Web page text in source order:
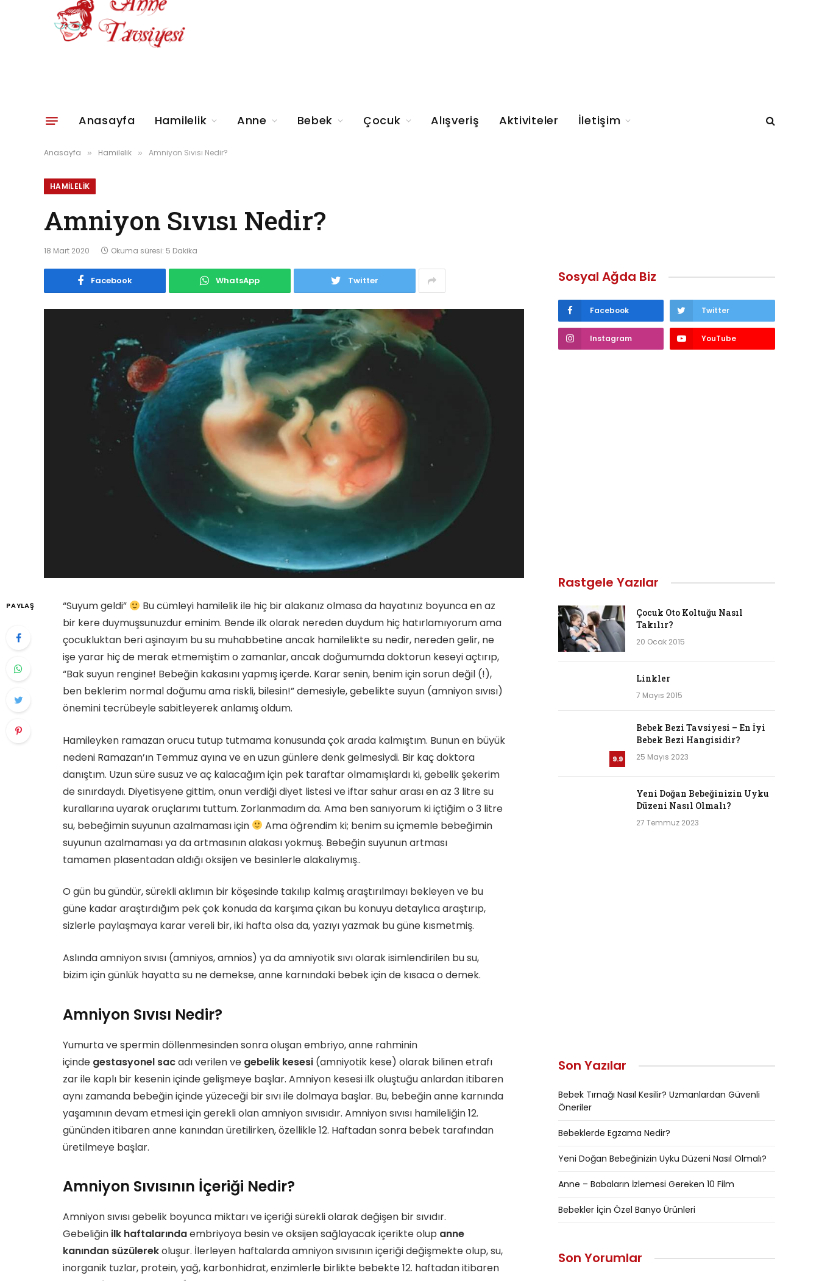
Anasayfa Hamilelik Anne Bebek Çocuk Alışveriş Aktiviteler İletişim
Anasayfa » Hamilelik » Amniyon Sıvısı Nedir?
HAMILELIK
Amniyon Sıvısı Nedir?
18 Mart 2020 Okuma süresi: 5 Dakika
Facebook WhatsApp Twitter
PAYLAŞ “Suyum geldi”
Bu cümleyi hamilelik ile hiç bir alakanız olmasa da hayatınız boyunca en az
bir kere duymuşsunuzdur eminim. Bende ilk olarak nereden duydum hiç hatırlamıyorum ama
çocukluktan beri aşinayım bu su muhabbetine ancak hamilelikte su nedir, nereden gelir, ne
işe yarar hiç de merak etmemiştim o zamanlar, ancak doğumumda doktorun keseyi açtırıp,
“Bak suyun rengine! Bebeğin kakasını yapmış içerde. Karar senin, benim için sorun değil (!),
ben beklerim normal doğumu ama riskli, bilesin!” demesiyle, gebelikte suyun (amniyon sıvısı)
önemini tecrübeyle sabitleyerek anlamış oldum.
Hamileyken ramazan orucu tutup tutmama konusunda çok arada kalmıştım. Bunun en büyük
nedeni Ramazan’ın Temmuz ayına ve en uzun günlere denk gelmesiydi. Bir kaç doktora
danıştım. Uzun süre susuz ve aç kalacağım için pek taraftar olmamışlardı ki, gebelik şekerim
de sınırdaydı. Diyetisyene gittim, onun verdiği diyet listesi ve iftar sahur arası en az 3 litre su
kurallarına uyarak oruçlarımı tuttum. Zorlanmadım da. Ama ben sanıyorum ki içtiğim o 3 litre
su, bebeğimin suyunun azalmaması için
Ama öğrendim ki; benim su içmemle bebeğimin
suyunun azalmaması ya da artmasının alakası yokmuş. Bebeğin suyunun artması
tamamen plasentadan aldığı oksijen ve besinlerle alakalıymış..
O gün bu gündür, sürekli aklımın bir köşesinde takılıp kalmış araştırılmayı bekleyen ve bu
güne kadar araştırdığım pek çok konuda da karşıma çıkan bu konuyu detaylıca araştırıp,
sizlerle paylaşmaya karar vereli bir, iki hafta olsa da, yazıyı yazmak bu güne kısmetmiş.
Aslında amniyon sıvısı (amniyos, amnios) ya da amniyotik sıvı olarak isimlendirilen bu su,
bizim için günlük hayatta su ne demekse, anne karnındaki bebek için de kısaca o demek.
Amniyon Sıvısı Nedir?
Yumurta ve spermin döllenmesinden sonra oluşan embriyo, anne rahminin
içinde gestasyonel sacadı verilen ve gebelik kesesi (amniyotik kese) olarak bilinen etrafı
zar ile kaplı bir kesenin içinde gelişmeye başlar. Amniyon kesesi ilk oluştuğu anlardan itibaren
aynı zamanda bebeğin içinde yüzeceği bir sıvı ile dolmaya başlar. Bu, bebeğin anne karnında
yaşamının devam etmesi için gerekli olan amniyon sıvısıdır. Amniyon sıvısı hamileliğin 12.
gününden itibaren anne kanından üretilirken, özellikle 12. Haftadan sonra bebek tarafından
üretilmeye başlar.
Amniyon Sıvısının İçeriği Nedir?
Amniyon sıvısı gebelik boyunca miktarı ve içeriği sürekli olarak değişen bir sıvıdır.
Gebeliğin ilk haftalarındaembriyoya besin ve oksijen sağlayacak içerikte olup anne
kanından süzülerekoluşur. İlerleyen haftalarda amniyon sıvısının içeriği değişmekte olup, su,
inorganik tuzlar, protein, yağ, karbonhidrat, enzimlerle birlikte bebekte 12. haftadan itibaren
Sosyal Ağda Biz
Facebook Twitter
Instagram YouTube
Rastgele Yazılar
Çocuk Oto Koltuğu Nasıl
Takılır?
20 Ocak 2015
Linkler
7 Mayıs 2015
9.9
Bebek Bezi Tavsiyesi – En İyi
Bebek Bezi Hangisidir?
25 Mayıs 2023
Yeni Doğan Bebeğinizin Uyku
Düzeni Nasıl Olmalı?
27 Temmuz 2023
Son Yazılar
Bebek Tırnağı Nasıl Kesilir? Uzmanlardan Güvenli
Öneriler
Bebeklerde Egzama Nedir?
Yeni Doğan Bebeğinizin Uyku Düzeni Nasıl Olmalı?
Anne – Babaların İzlemesi Gereken 10 Film
Bebekler İçin Özel Banyo Ürünleri
Son Yorumlar